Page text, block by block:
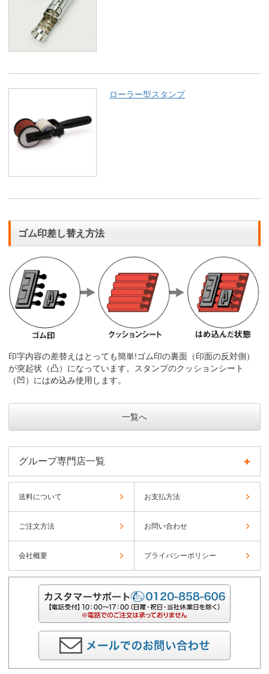
ローラー型スタンプ
ゴム印差し替え方法
印字内容の差替えはとっても簡単!ゴム印の裏面（印面の反対側）
が突起状（凸）になっています。スタンプのクッションシート
（凹）にはめ込み使用します。
一覧へ
グループ専門店一覧
送料について お支払方法
ご注文方法 お問い合わせ
会社概要 プライバシーポリシー